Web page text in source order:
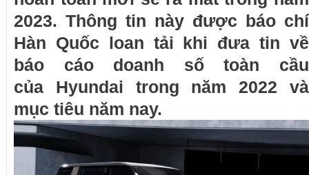
2023. Thông tin này được báo chí
Hàn Quốc loan tải khi đưa tin về
báo cáo doanh số toàn cầu
của Hyundai trong năm 2022 và
mục tiêu năm nay.